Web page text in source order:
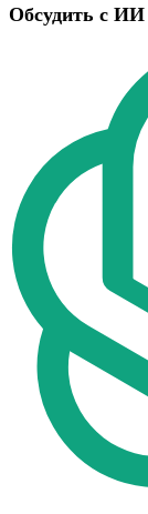
Обсудить с ИИ